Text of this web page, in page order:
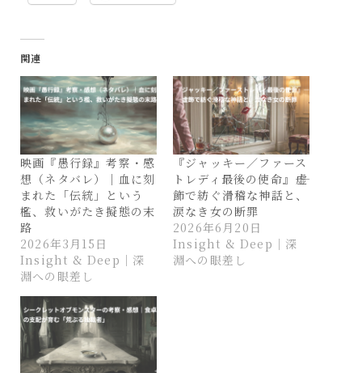
関連
映画『愚行録』考察・感
想（ネタバレ）｜血に刻
まれた「伝統」という
檻、救いがたき擬態の末
路
2026年3月15日
Insight & Deep｜深
淵への眼差し
『ジャッキー／ファース
トレディ最後の使命』――虚
飾で紡ぐ滑稽な神話と、
涙なき女の断罪
2026年6月20日
Insight & Deep｜深
淵への眼差し